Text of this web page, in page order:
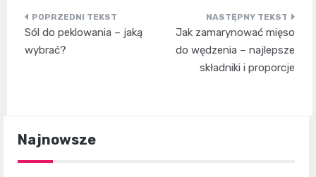
Nawigacja
wpisu
Sól do peklowania – jaką
wybrać?
Jak zamarynować mięso
do wędzenia – najlepsze
składniki i proporcje
Najnowsze